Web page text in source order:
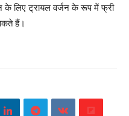
के लिए ट्रायल वर्जन के रूप में फ्री
हैं।